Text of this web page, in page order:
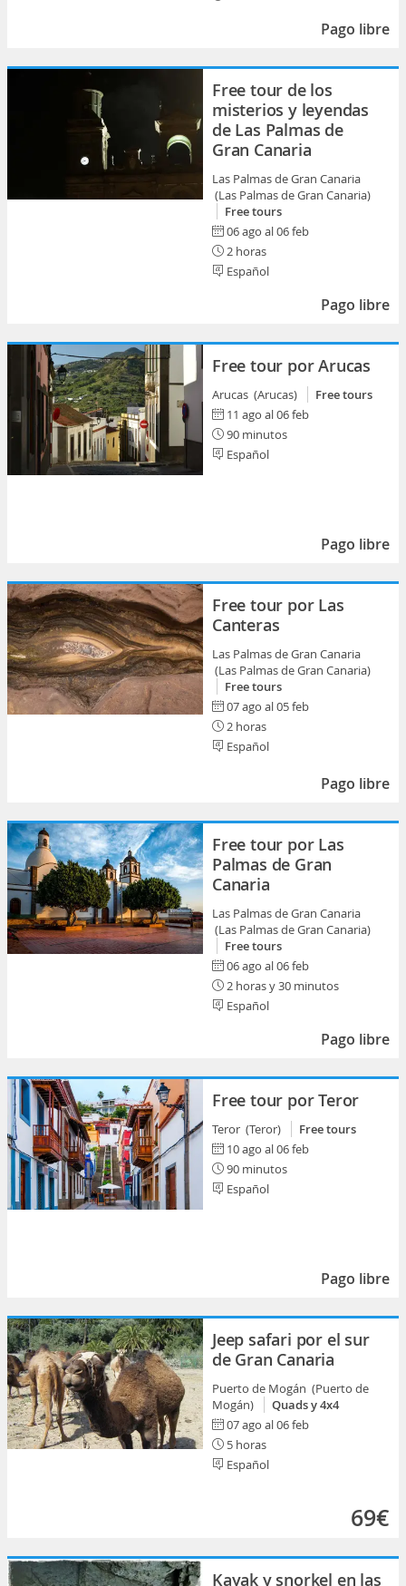
Pago libre
Free tour de los
misterios y leyendas
de Las Palmas de
Gran Canaria
Las Palmas de Gran Canaria
(Las Palmas de Gran Canaria)
Free tours
06 ago al 06 feb
2 horas
Español
Pago libre
Free tour por Arucas
Arucas (Arucas)
Free tours
11 ago al 06 feb
90 minutos
Español
Pago libre
Free tour por Las
Canteras
Las Palmas de Gran Canaria
(Las Palmas de Gran Canaria)
Free tours
07 ago al 05 feb
2 horas
Español
Pago libre
Free tour por Las
Palmas de Gran
Canaria
Las Palmas de Gran Canaria
(Las Palmas de Gran Canaria)
Free tours
06 ago al 06 feb
2 horas y 30 minutos
Español
Pago libre
Free tour por Teror
Teror (Teror)
Free tours
10 ago al 06 feb
90 minutos
Español
Pago libre
Jeep safari por el sur
de Gran Canaria
Puerto de Mogán (Puerto de
Mogán)
Quads y 4x4
07 ago al 06 feb
5 horas
Español
69€
Kayak y snorkel en las